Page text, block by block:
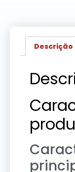
Descrição